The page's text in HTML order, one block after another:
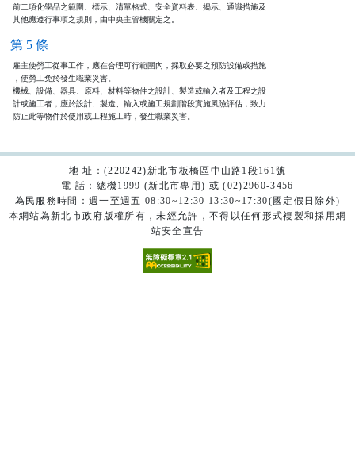
前二項化學品之範圍、標示、清單格式、安全資料表、揭示、通識措施及
其他應遵行事項之規則，由中央主管機關定之。
第 5 條
雇主使勞工從事工作，應在合理可行範圍內，採取必要之預防設備或措施
，使勞工免於發生職業災害。
機械、設備、器具、原料、材料等物件之設計、製造或輸入者及工程之設
計或施工者，應於設計、製造、輸入或施工規劃階段實施風險評估，致力
防止此等物件於使用或工程施工時，發生職業災害。
地 址：(220242)新北市板橋區中山路1段161號
電 話：總機1999 (新北市專用) 或 (02)2960-3456
為民服務時間：週一至週五 08:30~12:30 13:30~17:30(國定假日除外)
本網站為新北市政府版權所有，未經允許，不得以任何形式複製和採用網
站安全宣告